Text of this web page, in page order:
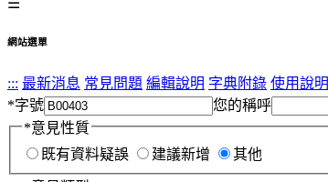
網站選單
::: 最新消息 常見問題 編輯說明 字典附錄 使用說明
*字號 您的稱呼
*意見性質
既有資料疑誤
建議新增 其他